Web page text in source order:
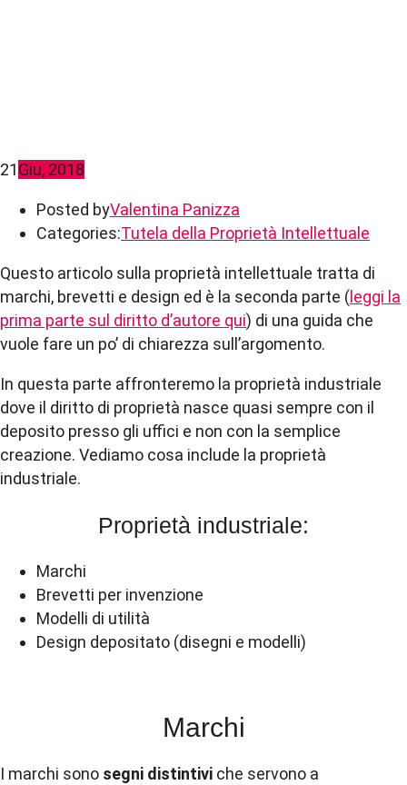
21Giu, 2018
Posted byValentina Panizza
Categories:Tutela della Proprietà Intellettuale
Questo articolo sulla proprietà intellettuale tratta di
marchi, brevetti e design ed è la seconda parte (leggi la
prima parte sul diritto d’autore qui) di una guida che
vuole fare un po’ di chiarezza sull’argomento.
In questa parte affronteremo la proprietà industriale
dove il diritto di proprietà nasce quasi sempre con il
deposito presso gli uffici e non con la semplice
creazione. Vediamo cosa include la proprietà
industriale.
Proprietà industriale:
Marchi
Brevetti per invenzione
Modelli di utilità
Design depositato (disegni e modelli)
Marchi
I marchi sono segni distintivi che servono a